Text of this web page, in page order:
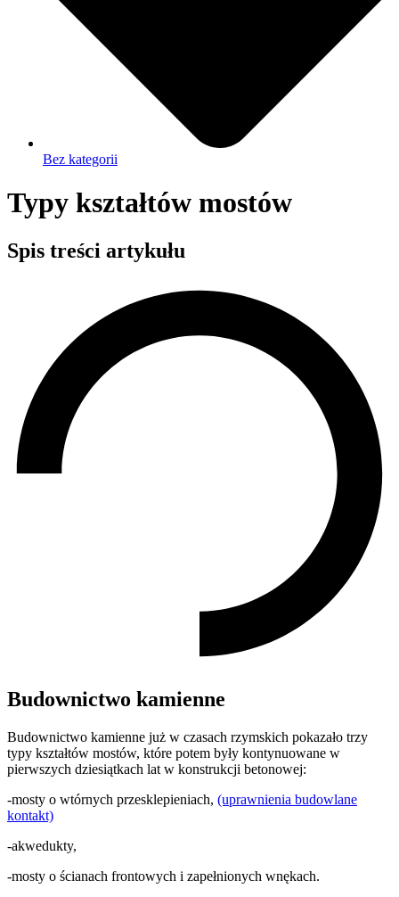
Bez kategorii
Typy kształtów mostów
Spis treści artykułu
Budownictwo kamienne
Budownictwo kamienne już w czasach rzymskich pokazało trzy
typy kształtów mostów, które potem były kontynuowane w
pierwszych dziesiątkach lat w konstrukcji betonowej:
-mosty o wtórnych przesklepieniach, (uprawnienia budowlane
kontakt)
-akwedukty,
-mosty o ścianach frontowych i zapełnionych wnękach.